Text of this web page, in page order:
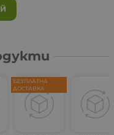
БЕЗПЛАТНА
ДОСТАВКА